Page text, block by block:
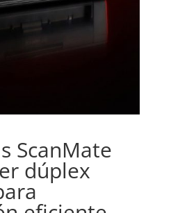
ScanMate
dúplex